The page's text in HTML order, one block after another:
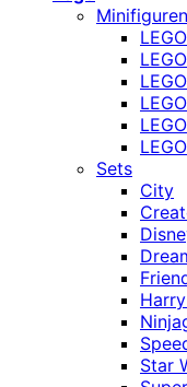
Minifiguren
Sets
City
Star